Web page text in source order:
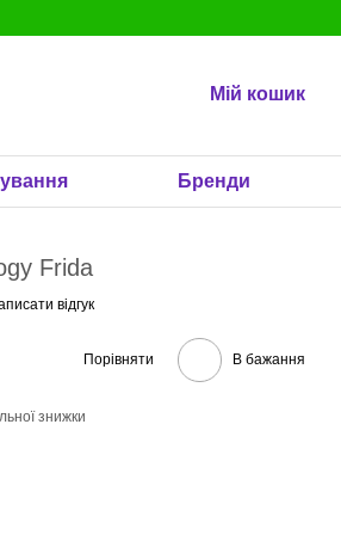
Мій кошик
Бренди
Frida
відгук
Порівняти В бажання
знижки